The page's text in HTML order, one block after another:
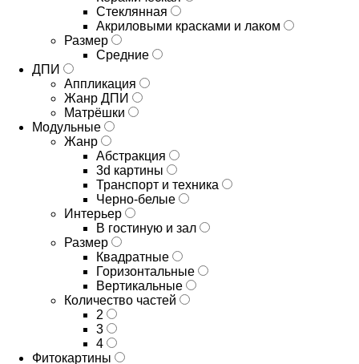
Стеклянная
Акриловыми красками и лаком
Размер
Средние
ДПИ
Аппликация
Жанр ДПИ
Матрёшки
Модульные
Жанр
Абстракция
3d картины
Транспорт и техника
Черно-белые
Интерьер
В гостиную и зал
Размер
Квадратные
Горизонтальные
Вертикальные
Количество частей
2
3
4
Фитокартины